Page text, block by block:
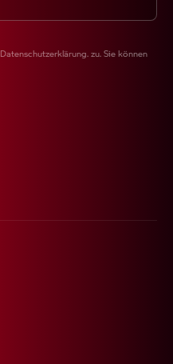
Datenschutzerklärung. zu. Sie können